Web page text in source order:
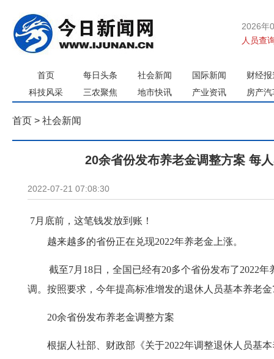
2026年
人员查
首页 每日头条 社会新闻 国际新闻
财经报
科技风采
三农聚焦 地市快讯 产业资讯 房产汽
首页 > 社会新闻
20余省份发布养老金调整方案 每
2022-07-21 07:08:30
7月底前，这笔钱发放到账！
越来越多的省份正在兑现2022年养老金上涨。
截至7月18日，全国已经有20多个省份发布了2022年
调。按照要求，今年提高标准增发的退休人员基本养老
20余省份发布养老金调整方案
根据人社部、财政部《关于2022年调整退休人员基本